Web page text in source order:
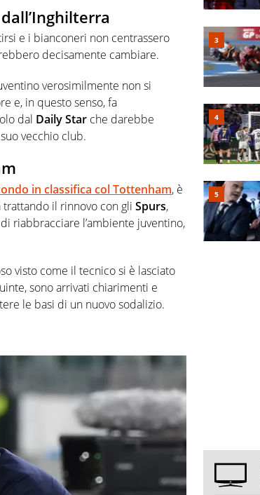
e i bianconeri non centrassero
decisamente cambiare.
verosimilmente non si
e, in questo senso, fa
dal Daily Star che darebbe
vecchio club.
in classifica colTottenham, è
trattando il rinnovo con gli Spurs,
riabbracciare l’ambiente juventino,
visto come il tecnico si è lasciato
sono arrivati chiarimenti e
le basi di un nuovo sodalizio.